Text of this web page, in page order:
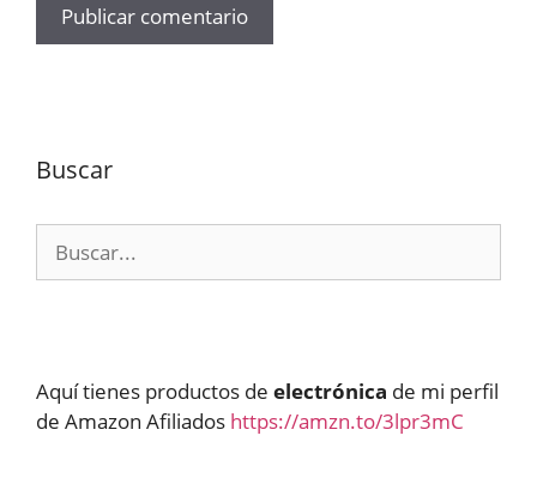
Buscar
Aquí tienes productos de electrónica de mi perfil
de Amazon Afiliados https://amzn.to/3lpr3mC